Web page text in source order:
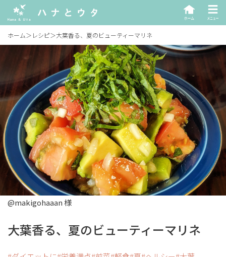
ホーム＞ レシピ＞大葉香る、夏のビューティーマリネ
@makigohaaan 様
大葉香る、夏のビューティーマリネ